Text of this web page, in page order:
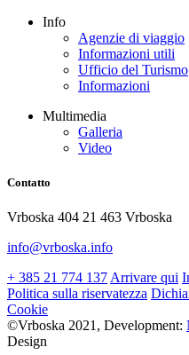
Info
Agenzie di viaggio
Informazioni utili
Ufficio del Turismo
Informazioni
Multimedia
Galleria
Video
Contatto
Vrboska 404 21 463 Vrboska
info@vrboska.info
+ 385 21 774 137 Arrivare qui
Politica sulla riservatezza
Cookie
©Vrboska 2021, Development:
Design